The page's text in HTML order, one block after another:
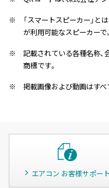
※
「スマートスピーカー」と
が利用可能なスピーカーで
※
記載されている各種名称、
商標です。
※
掲載画像および動画はすべ
エアコン お客様サポート